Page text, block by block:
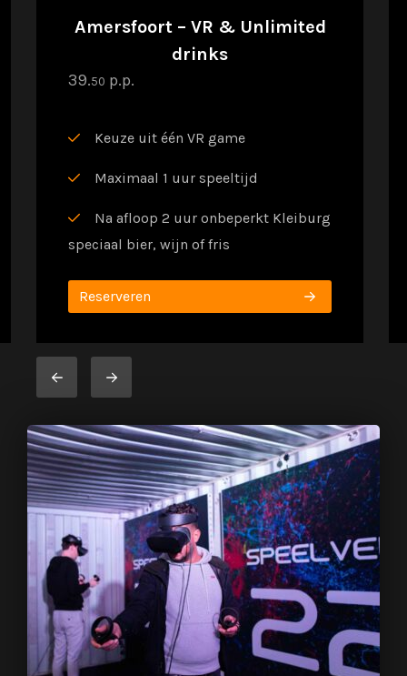
Amersfoort – VR & Unlimited
drinks
39.50 p.p.
Keuze uit één VR game
Maximaal 1 uur speeltijd
Na afloop 2 uur onbeperkt Kleiburg
speciaal bier, wijn of fris
Reserveren